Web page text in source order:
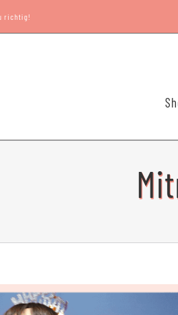
richtig!